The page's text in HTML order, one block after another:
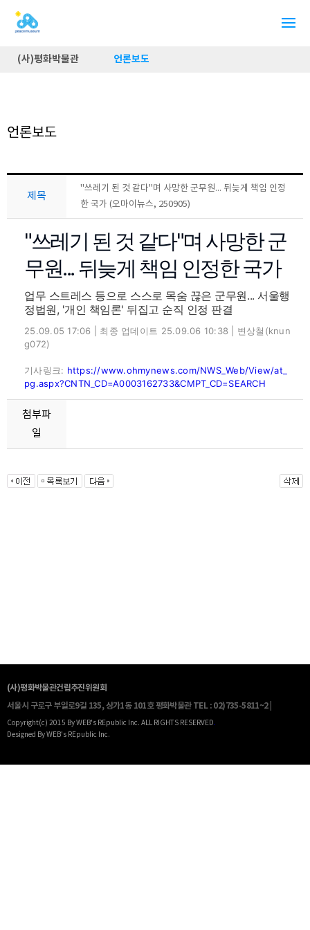
(사)평화박물관 언론보도
언론보도
제목
"쓰레기 된 것 같다"며 사망한 군무원... 뒤늦게 책임 인정
한 국가 (오마이뉴스, 250905)
"쓰레기 된 것 같다"며 사망한 군
무원... 뒤늦게 책임 인정한 국가
업무 스트레스 등으로 스스로 목숨 끊은 군무원... 서울행
정법원, '개인 책임론' 뒤집고 순직 인정 판결
25.09.05 17:06 | 최종 업데이트 25.09.06 10:38 | 변상철(knun
g072)
기사링크: https://www.ohmynews.com/NWS_Web/View/at_
pg.aspx?CNTN_CD=A0003162733&CMPT_CD=SEARCH
첨부파
일
(사)평화박물관건립추진위원회
서울시 구로구 부일로9길 135, 상가1동 101호 평화박물관 TEL : 02)735-5811~2 |
Copyright(c) 2015 By WEB's REpublic Inc. ALL RIGHTS RESERVED.
Designed By WEB's REpublic Inc.